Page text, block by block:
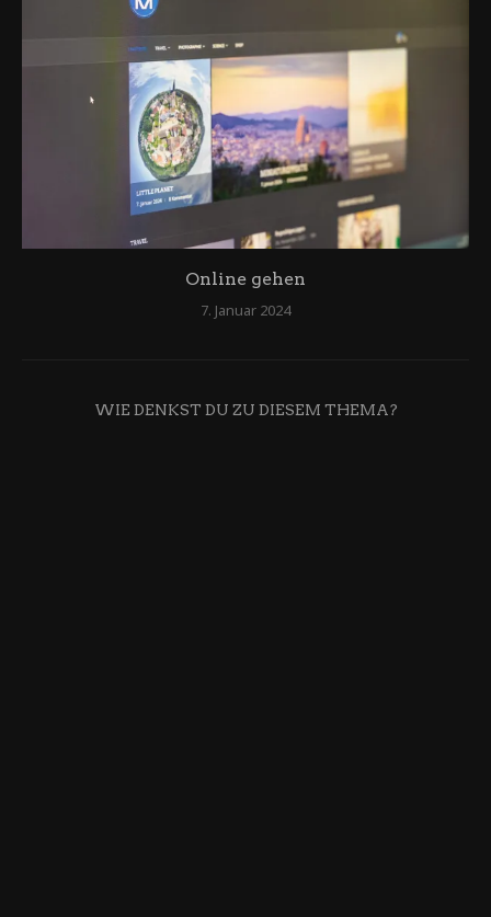
Online gehen
7. Januar 2024
WIE DENKST DU ZU DIESEM THEMA?